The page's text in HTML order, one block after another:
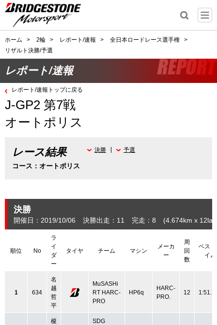
ホーム > 2輪 > レポート/速報 > 全日本ロードレース選手権
>
リザルト決勝/予選
レポート/速報
レポート/速報トップに戻る
J-GP2 第7戦
オートポリス
レース結果
コース：オートポリス
決勝 予選
決勝
開催日：2019/10/06 決勝出走：11 完走：8 (4.674km x
順位 No
ラ
イ
ダ
ー
タイヤ チーム マシン
メーカ
ー
周
回
数
ベス
イム
1 634
名
越
哲
平
MuSASHi
RT HARC-
PRO
HP6q
HARC-
PRO.
12
榎
SDG